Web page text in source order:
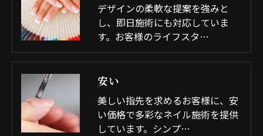
デザインの柔軟な提案を強みと
し、即日施術にも対応していま
す。お客様のライフスタ…
安い
美しい指先を求めるお客様に、安
い価格で多彩なネイル施術を提供
しています。シンプ…